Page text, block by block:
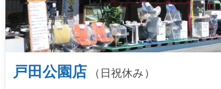
戸田公園店 （日祝休み）